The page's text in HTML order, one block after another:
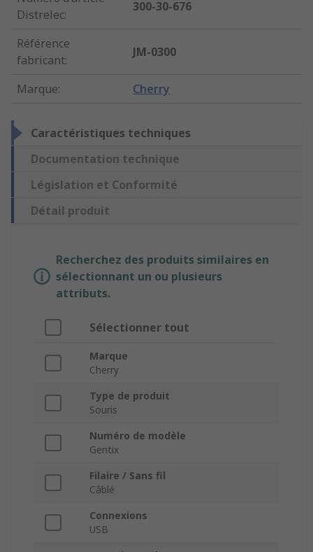
Distrelec:
300-30-676
Référence
fabricant:
JM-0300
Marque: Cherry
Caractéristiques techniques
Documentation technique
Législation et Conformité
Détail produit
Recherchez des produits similaires en
sélectionnant un ou plusieurs
attributs.
Sélectionner tout
Marque
Cherry
Type de produit
Souris
Numéro de modèle
Gentix
Filaire / Sans fil
Câblé
Connexions
USB